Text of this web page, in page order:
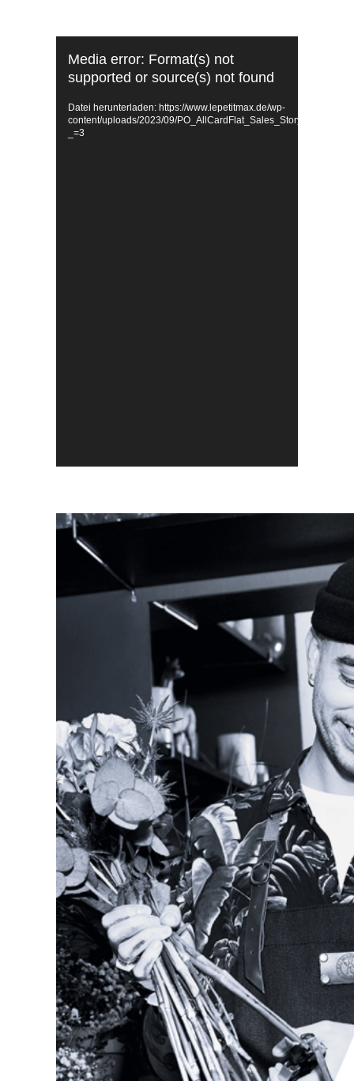
Player
Media error: Format(s) not
supported or source(s) not found
Datei herunterladen: https://www.lepetitmax.de/wp-
content/uploads/2023/09/
_=3